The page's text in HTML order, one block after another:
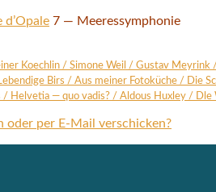
d’O­pa­le 7 — Mee­res­sym­pho­nie
Koech­lin / Simo­ne Weil / Gus­tav Mey­rink
Birs / Aus mei­ner Foto­kü­che / Die
/ Hel­ve­tia — quo vadis? / Aldous Hux­ley / Dle
oder per E-Mail verschicken?